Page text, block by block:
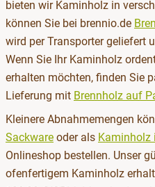
bieten wir Kaminholz in
können Sie bei brennio.de
wird per Transporter geliefert
Wenn Sie Ihr Kaminholz
erhalten möchten, finden Sie
Lieferung mit Brennholz auf
Kleinere Abnahmemengen
Sackware oder als Kaminholz
Onlineshop bestellen. Unser
ofenfertigem Kaminholz